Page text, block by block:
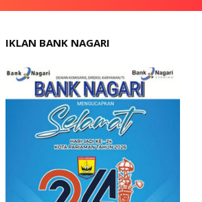
IKLAN BANK NAGARI